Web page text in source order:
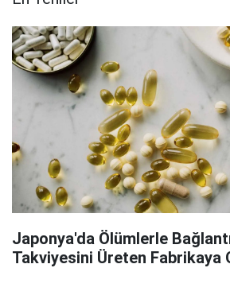
Japonya'da Ölümlerle
Takviyesini Üreten Fabrikaya